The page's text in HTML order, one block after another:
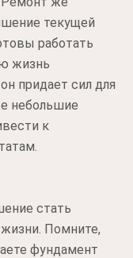
текущей
работать
жизнь
придает сил для
небольшие
к
стать
Помните,
фундамент